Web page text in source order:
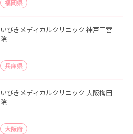
福岡県
いびきメディカルクリニック 神戸三宮
院
兵庫県
いびきメディカルクリニック 大阪梅田
院
大阪府